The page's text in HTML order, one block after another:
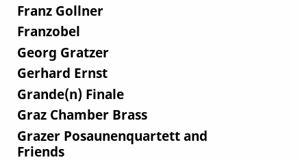
Franz Gollner
Franzobel
Georg Gratzer
Gerhard Ernst
Grande(n) Finale
Graz Chamber Brass
Grazer Posaunenquartett and
Friends